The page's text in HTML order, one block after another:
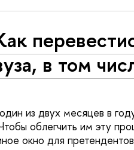
в том
из двух месяцев в
облегчить им эту
окно для